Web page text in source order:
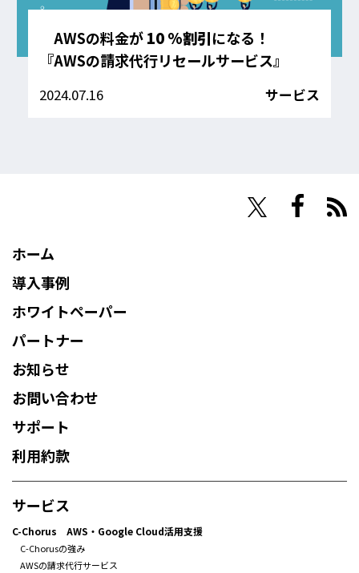
AWSの料金が10 %割引になる！
『AWSの請求代行リセールサービス』
2024.07.16 サービス
ホーム
導入事例
ホワイトペーパー
パートナー
お知らせ
お問い合わせ
サポート
利用約款
サービス
C-Chorus AWS・Google Cloud活用支援
C-Chorusの強み
AWSの請求代行サービス